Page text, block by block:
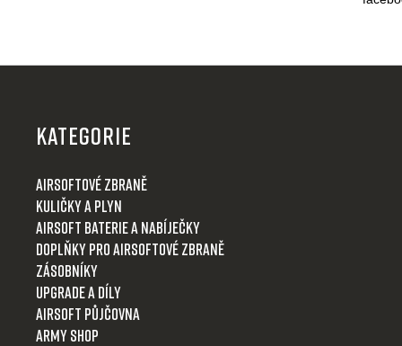
KATEGORIE
Airsoftové zbraně
Kuličky a plyn
Airsoft baterie a nabíječky
Doplňky pro airsoftové zbraně
Zásobníky
Upgrade a díly
Airsoft půjčovna
Army shop